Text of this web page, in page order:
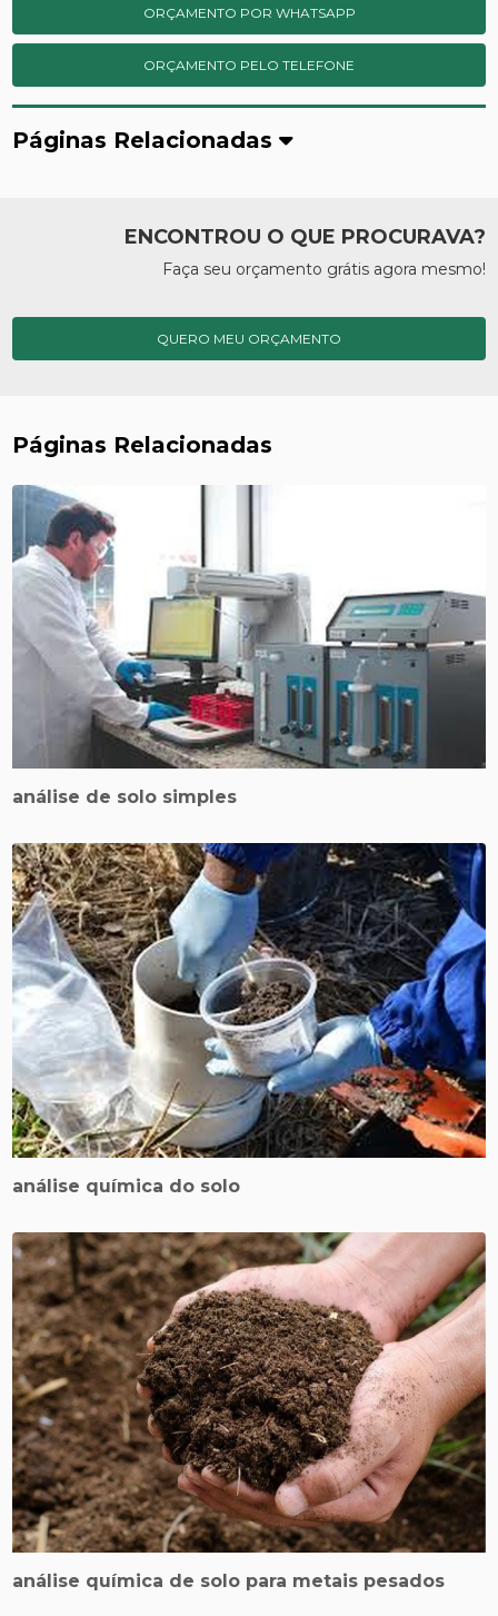
ORÇAMENTO POR WHATSAPP
ORÇAMENTO PELO TELEFONE
Páginas Relacionadas
ENCONTROU O QUE PROCURAVA?
Faça seu orçamento grátis agora mesmo!
QUERO MEU ORÇAMENTO
Páginas Relacionadas
análise de solo simples
análise química do solo
análise química de solo para metais pesados